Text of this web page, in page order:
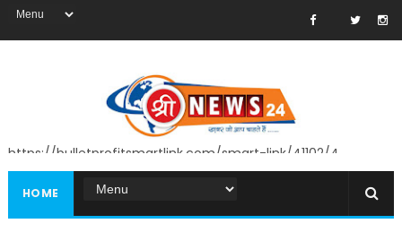
https://bulletprofitsmartlink.com/smart-link/41102/4
HOME